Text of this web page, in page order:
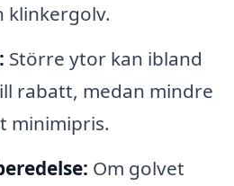
klinkergolv.
Större ytor kan ibland
rabatt, medan mindre
minimipris.
Om golvet